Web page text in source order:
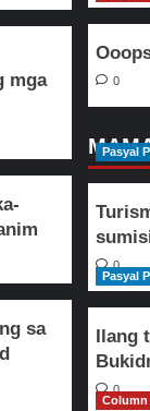
mga
sa
0
Pasyal
0
Pasyal
Ilang
0
Column